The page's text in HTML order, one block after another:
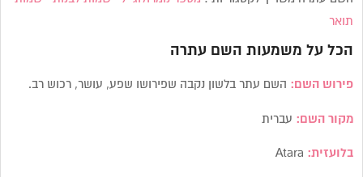
תואר
הכל על משמעות השם עתרה
פירוש השם: השם עתר בלשון נקבה שפירושו שפע, עושר, רכוש רב.
מקור השם: עברית
בלועזית: